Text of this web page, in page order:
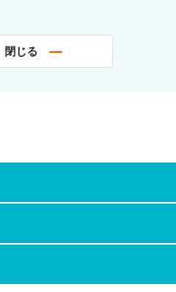
閉じる